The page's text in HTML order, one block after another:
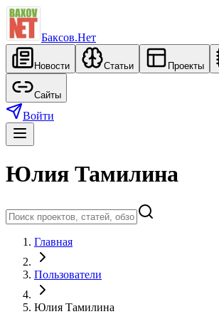
Баксов.Нет
Новости Статьи Проекты
Сайты
Войти
Юлия Тамилина
Главная
Пользователи
Юлия Тамилина